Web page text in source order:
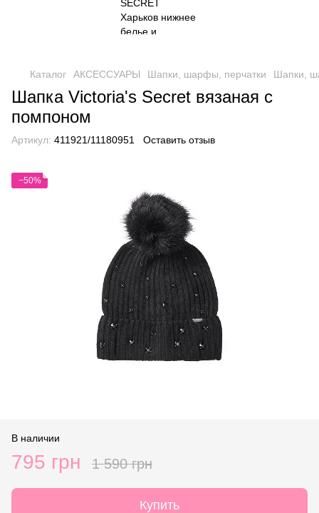
Каталог АКСЕССУАРЫ Шапки, шарфы, перчатки Шапки,
Шапка Victoria's Secret вязаная с
помпоном
Артикул: 411921/11180951 Оставить отзыв
−50%
В наличии
795 грн 1 590 грн
Купить